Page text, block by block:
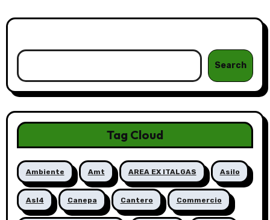
Search
Tag Cloud
Ambiente Amt AREA EX ITALGAS Asilo
Asl4 Canepa Cantero Commercio